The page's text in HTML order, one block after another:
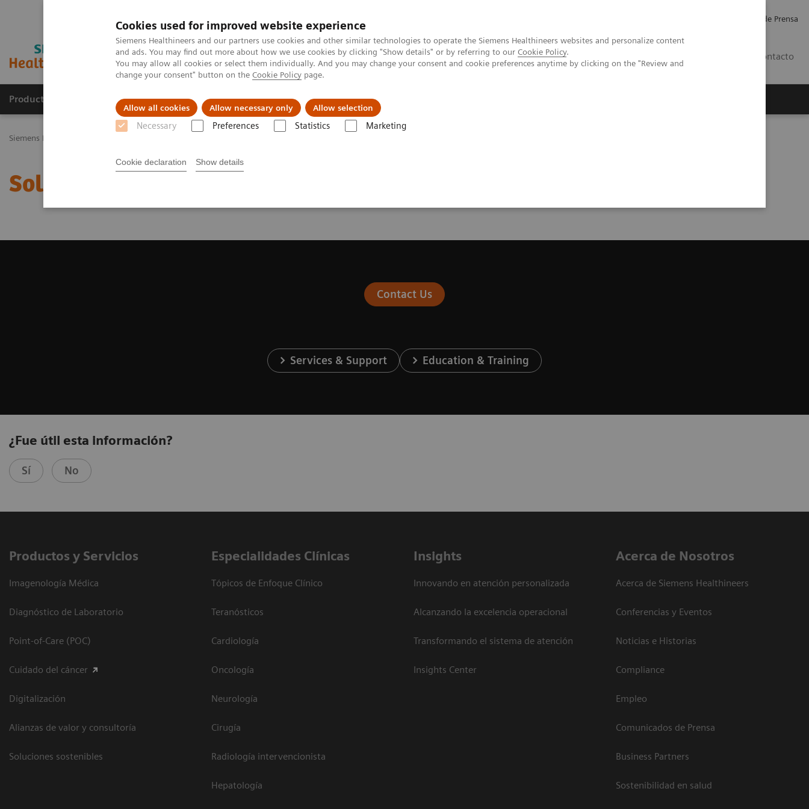
Cookies used for improved website experience
Siemens Healthineers and our partners use cookies and other similar technologies to operate the Siemens Healthineers websites and personalize content
and ads. You may find out more about how we use cookies by clicking "Show details" or by referring to our Cookie Policy.
You may allow all cookies or select them individually. And you may change your consent and cookie preferences anytime by clicking on the "Review and
change your consent" button on the Cookie Policy page.
Allow all cookies Allow necessary only Allow selection
Necessary Preferences Statistics Marketing
Cookie declaration Show details
Comunicados de Prensa
Contacto
Productos y servicios Especialidades Clínicas Servicios post venta
Siemens Healthineers Latinoamérica
Solicite un Presupuesto
Contact Us
Services & Support Education & Training
¿Fue útil esta información?
Sí No
Productos y Servicios
Imagenología Médica
Diagnóstico de Laboratorio
Point-of-Care (POC)
Cuidado del cáncer
Digitalización
Alianzas de valor y consultoría
Soluciones sostenibles
Especialidades Clínicas
Tópicos de Enfoque Clínico
Teranósticos
Cardiología
Oncología
Neurología
Cirugía
Radiología intervencionista
Hepatología
Insights
Innovando en atención personalizada
Alcanzando la excelencia operacional
Transformando el sistema de atención
Insights Center
Acerca de Nosotros
Acerca de Siemens Healthineers
Conferencias y Eventos
Noticias e Historias
Compliance
Empleo
Comunicados de Prensa
Business Partners
Sostenibilidad en salud